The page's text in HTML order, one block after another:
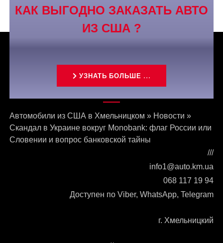
КАК ВЫГОДНО ЗАКАЗАТЬ АВТО
ИЗ США ?
УЗНАТЬ БОЛЬШЕ ...
Связаться с нами
Автомобили из США в Хмельницком » Новости »
Скандал в Украине вокруг Monobank: флаг России или
Словении и вопрос банковской тайны
///
info1@auto.km.ua
068 117 19 94
Доступен по Viber, WhatsApp, Telegram
г. Хмельницкий